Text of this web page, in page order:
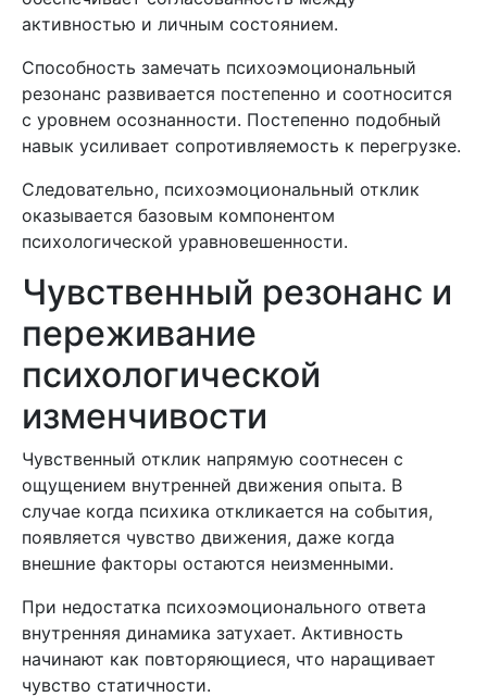
активностью и личным состоянием.
Способность замечать психоэмоциональный
резонанс развивается постепенно и соотносится
с уровнем осознанности. Постепенно подобный
навык усиливает сопротивляемость к перегрузке.
Следовательно, психоэмоциональный отклик
оказывается базовым компонентом
психологической уравновешенности.
Чувственный резонанс и
переживание
психологической
изменчивости
Чувственный отклик напрямую соотнесен с
ощущением внутренней движения опыта. В
случае когда психика откликается на события,
появляется чувство движения, даже когда
внешние факторы остаются неизменными.
При недостатка психоэмоционального ответа
внутренняя динамика затухает. Активность
начинают как повторяющиеся, что наращивает
чувство статичности.